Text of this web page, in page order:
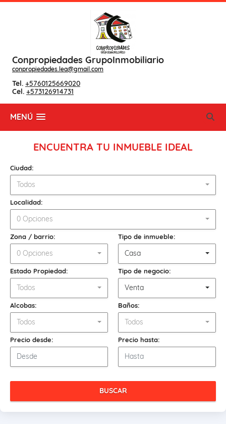
Conpropiedades GrupoInmobiliario
conpropiedades.lea@gmail.com
Tel. +5760125669020
Cel. +573126914731
MENÚ
ENCUENTRA TU INMUEBLE IDEAL
Ciudad:
Todos
Localidad:
0 Opciones
Zona / barrio:
0 Opciones
Tipo de inmueble:
Casa
Estado Propiedad:
Todos
Tipo de negocio:
Venta
Alcobas:
Todos
Baños:
Todos
Precio desde: Precio hasta:
BUSCAR